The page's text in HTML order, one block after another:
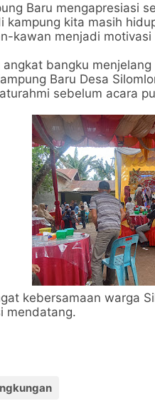
Baru mengapresiasi
kampung kita masih
kawan menjadi motivasi
bangku
Baru Desa
sebelum acara
kebersamaan warga
mendatang.